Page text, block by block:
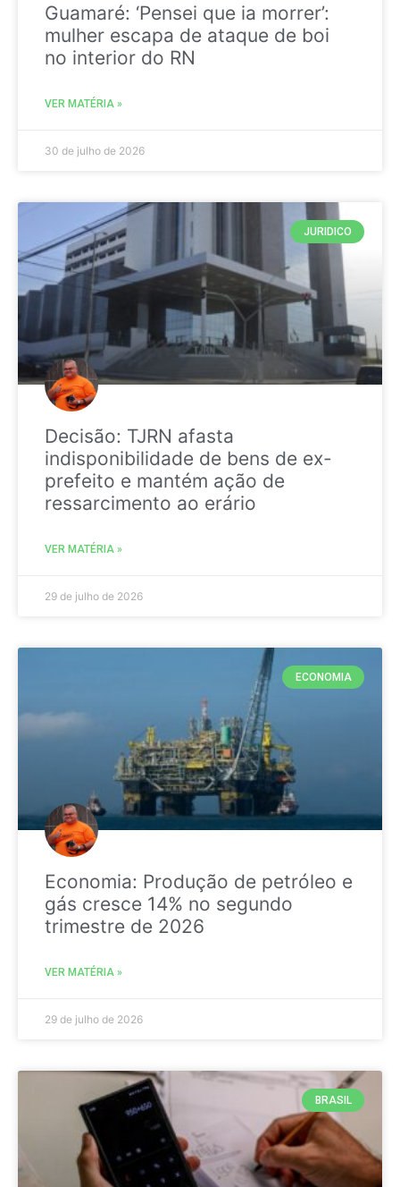
Guamaré: ‘Pensei que ia morrer’:
mulher escapa de ataque de boi
no interior do RN
VER MATÉRIA »
30 de julho de 2026
JURIDICO
Decisão: TJRN afasta
indisponibilidade de bens de ex-
prefeito e mantém ação de
ressarcimento ao erário
VER MATÉRIA »
29 de julho de 2026
ECONOMIA
Economia: Produção de petróleo e
gás cresce 14% no segundo
trimestre de 2026
VER MATÉRIA »
29 de julho de 2026
BRASIL